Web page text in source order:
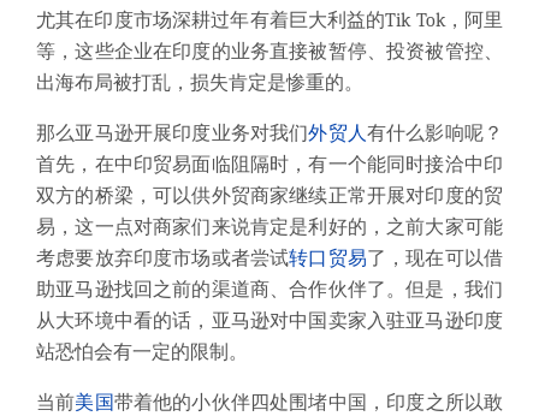
尤其在印度市场深耕过年有着巨大利益的Tik Tok，阿里
等，这些企业在印度的业务直接被暂停、投资被管控、
出海布局被打乱，损失肯定是惨重的。
那么亚马逊开展印度业务对我们外贸人有什么影响呢？
首先，在中印贸易面临阻隔时，有一个能同时接洽中印
双方的桥梁，可以供外贸商家继续正常开展对印度的贸
易，这一点对商家们来说肯定是利好的，之前大家可能
考虑要放弃印度市场或者尝试转口贸易了，现在可以借
助亚马逊找回之前的渠道商、合作伙伴了。但是，我们
从大环境中看的话，亚马逊对中国卖家入驻亚马逊印度
站恐怕会有一定的限制。
当前美国带着他的小伙伴四处围堵中国，印度之所以敢